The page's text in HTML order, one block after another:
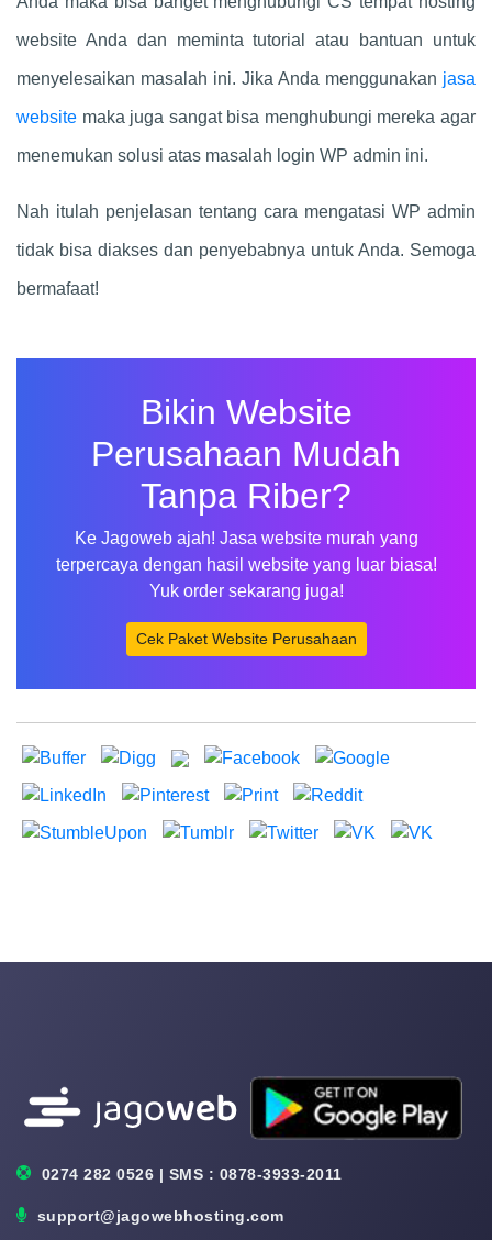
website Anda dan meminta tutorial atau bantuan untuk
menyelesaikan masalah ini. Jika Anda menggunakan jasa
website maka juga sangat bisa menghubungi mereka agar
menemukan solusi atas masalah login WP admin ini.
Nah itulah penjelasan tentang cara mengatasi WP admin
tidak bisa diakses dan penyebabnya untuk Anda. Semoga
bermafaat!
Bikin Website
Perusahaan Mudah
Tanpa Riber?
Ke Jagoweb ajah! Jasa website murah yang
terpercaya dengan hasil website yang luar biasa!
Yuk order sekarang juga!
Cek Paket Website Perusahaan
0274 282 0526 | SMS : 0878-3933-2011
support@jagowebhosting.com